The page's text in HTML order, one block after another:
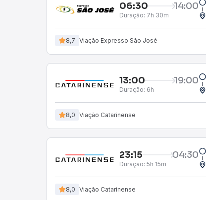
06:30 14:00
Duração: 7h 30m
8,7 Viação Expresso São José
13:00 19:00
Duração: 6h
8,0 Viação Catarinense
23:15 04:30
Duração: 5h 15m
8,0 Viação Catarinense